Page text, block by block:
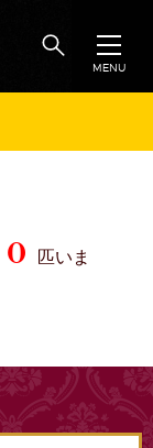
MENU
0 匹いま